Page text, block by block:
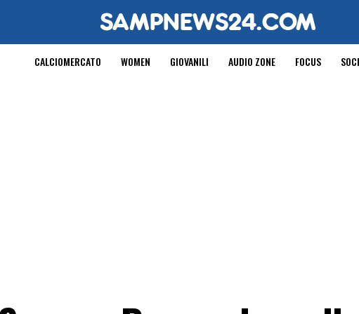
CALCIOMERCATO WOMEN GIOVANILI AUDIO ZONE FOCUS